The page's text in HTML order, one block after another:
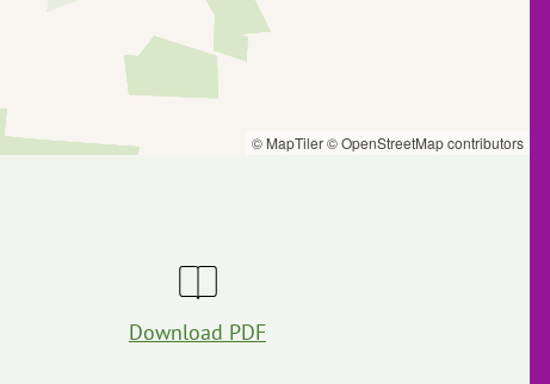
© MapTiler© OpenStreetMap contributors
Download PDF